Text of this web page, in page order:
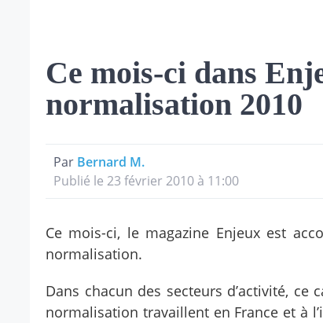
Ce mois-ci dans
normalisation 2010
Par Bernard M.
Publié le 23 février 2010 à 11:00
Ce mois-ci, le magazine Enjeux est
normalisation.
Dans chacun des secteurs d’activité,
normalisation travaillent en France et à